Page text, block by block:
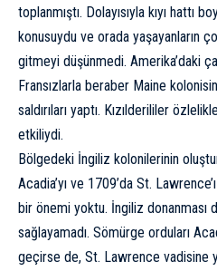
toplanmıştı. Dolayısıyla kıyı hattı
konusuydu ve orada yaşayanların
gitmeyi düşünmedi. Amerika’daki
Fransızlarla beraber Maine
saldırıları yaptı. Kızılderililer
etkiliydi.
Bölgedeki İngiliz kolonilerinin
Acadia’yı ve 1709’da St.
bir önemi yoktu. İngiliz donanması
sağlayamadı. Sömürge orduları
geçirse de, St. Lawrence vadisine